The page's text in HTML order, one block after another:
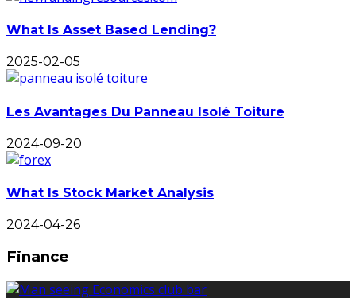
What Is Asset Based Lending?
2025-02-05
Les Avantages Du Panneau Isolé Toiture
2024-09-20
What Is Stock Market Analysis
2024-04-26
Finance